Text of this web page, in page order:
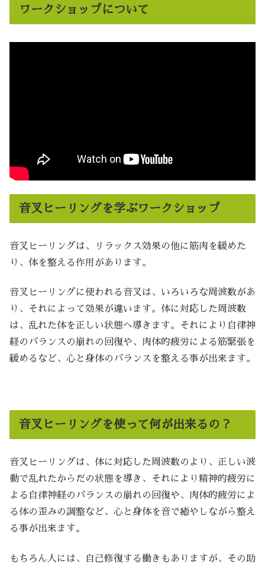
ワークショップについて
音叉ヒーリングを学ぶワークショップ
音叉ヒーリングは、リラックス効果の他に筋肉を緩めた
り、体を整える作用があります。
音叉ヒーリングに使われる音叉は、いろいろな周波数があ
り、それによって効果が違います。体に対応した周波数
は、乱れた体を正しい状態へ導きます。それにより自律神
経のバランスの崩れの回復や、肉体的疲労による筋緊張を
緩めるなど、心と身体のバランスを整える事が出来ます。
音叉ヒーリングを使って何が出来るの？
音叉ヒーリングは、体に対応した周波数のより、正しい波
動で乱れたからだの状態を導き、それにより精神的疲労に
よる自律神経のバランスの崩れの回復や、肉体的疲労によ
る体の歪みの調整など、心と身体を音で癒やしながら整え
る事が出来ます。
もちろん人には、自己修復する働きもありますが、その助